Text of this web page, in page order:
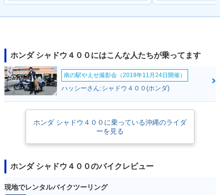
0 Special・特別・
0・カラーチェンジ
0・カラーチェンジ
ホンダ シャドウ４００にはこんな人たちが乗ってます
南の駅やえせ撮影会（2019年11月24日開催）
ハッシーさん:シャドウ４００(ホンダ)
ホンダ シャドウ４００に乗っている沖縄のライダ
ーを見る
ホンダ シャドウ４００のバイクレビュー
現地でレンタルバイクツーリング